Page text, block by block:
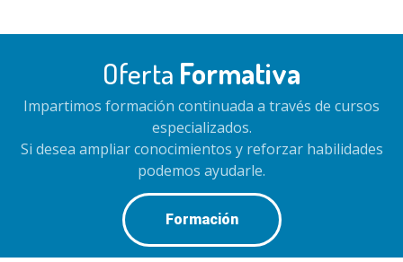
Oferta Formativa
Impartimos formación continuada a través de cursos
especializados.
Si desea ampliar conocimientos y reforzar habilidades
podemos ayudarle.
Formación